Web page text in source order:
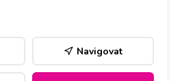
Navigovat